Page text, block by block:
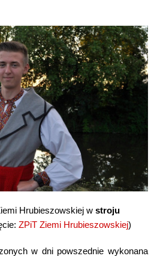
Hrubieszowskiej w stroju
ZPiT Ziemi Hrubieszowskiej)
w dni powszednie wykonana